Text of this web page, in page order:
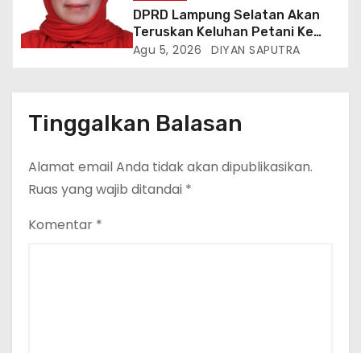
DPRD Lampung Selatan Akan
Teruskan Keluhan Petani Ke
Dinas Terkait, Minta Audit
Agu 5, 2026 DIYAN SAPUTRA
Tinggalkan Balasan
Alamat email Anda tidak akan dipublikasikan.
Ruas yang wajib ditandai *
Komentar *